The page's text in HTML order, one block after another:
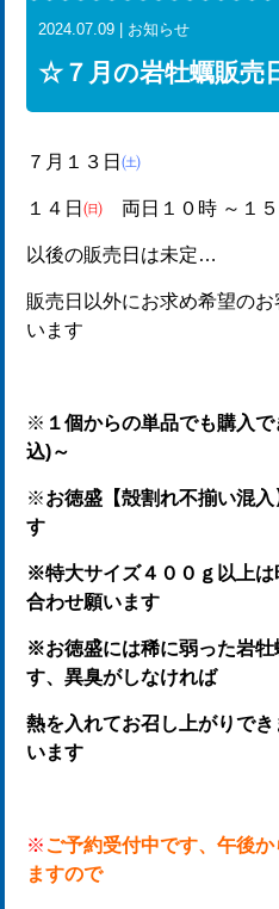
2024.07.09 | お知らせ
☆７月の岩牡蠣販売
７月１３日㈯
１４日㈰ 両日１０時 ～１
以後の販売日は未定…
販売日以外にお求め希望の
います
※ １個からの単品でも購入
込)～
※お徳盛【殻割れ不揃い混
す
※特大サイズ４００ｇ以上
合わせ願います
※お徳盛には稀に弱った岩牡
す、異臭がしなければ
熱を入れてお召し上がりで
います
※ご予約受付中です、午後
ますので